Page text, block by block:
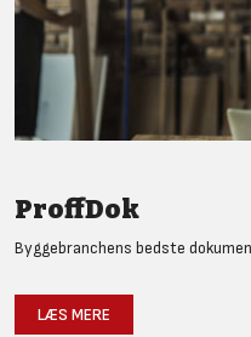
ProffDok
Byggebranchens bedste
LÆS MERE